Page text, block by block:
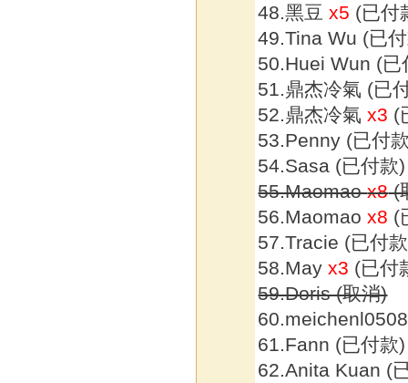
48.黑豆x5 (已付
49.Tina Wu (已
50.Huei Wun (已
51.鼎杰冷氣 (已
52.鼎杰冷氣x3 (
53.Penny (已付
54.Sasa (已付款)
55.Maomaox8(
56.Maomaox8 (
57.Tracie (已付
58.Mayx3 (已付
59.Doris (取消)
61.Fann (已付款)
62.Anita Kuan (